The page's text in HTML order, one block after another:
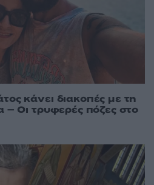
κάνει διακοπές με τη
– Οι τρυφερές πόζες στο